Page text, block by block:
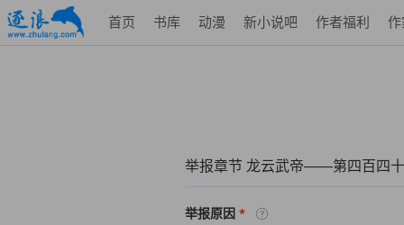
首页 书库 动漫 新小说吧 作者福利 作
举报章节 龙云武帝——第四百四
举报原因 *